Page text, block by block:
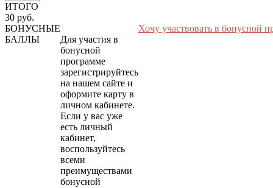
ИТОГО
30 руб.
БОНУСНЫЕ
БАЛЛЫ
Для участия в
бонусной
программе
зарегистрируйтесь
на нашем сайте и
оформите карту в
личном кабинете.
Если у вас уже
есть личный
кабинет,
воспользуйтесь
всеми
преимуществами
бонусной
Хочу участвовать в бонусной